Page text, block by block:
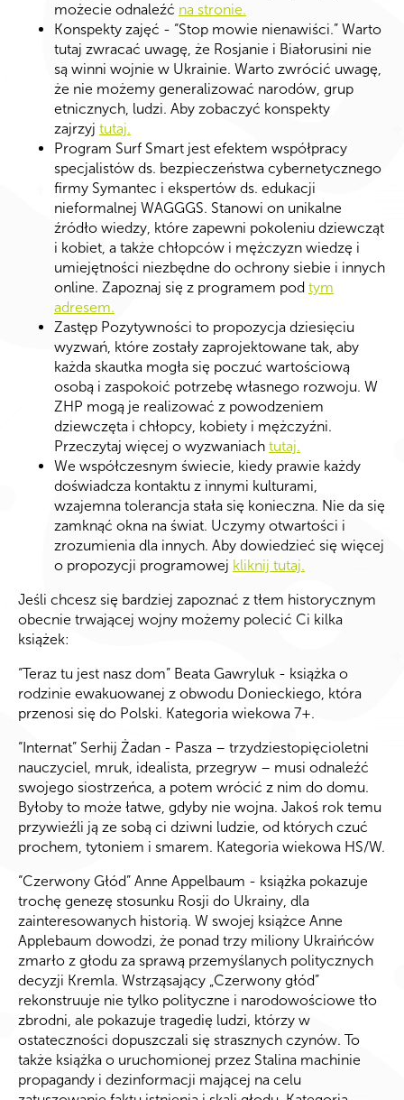
możecie odnaleźć na stronie.
Konspekty zajęć - “Stop mowie nienawiści.” Warto
tutaj zwracać uwagę, że Rosjanie i Białorusini nie
są winni wojnie w Ukrainie. Warto zwrócić uwagę,
że nie możemy generalizować narodów, grup
etnicznych, ludzi. Aby zobaczyć konspekty
zajrzyj tutaj.
Program Surf Smart jest efektem współpracy
specjalistów ds. bezpieczeństwa cybernetycznego
firmy Symantec i ekspertów ds. edukacji
nieformalnej WAGGGS. Stanowi on unikalne
źródło wiedzy, które zapewni pokoleniu dziewcząt
i kobiet, a także chłopców i mężczyzn wiedzę i
umiejętności niezbędne do ochrony siebie i innych
online. Zapoznaj się z programem pod tym
adresem.
Zastęp Pozytywności to propozycja dziesięciu
wyzwań, które zostały zaprojektowane tak, aby
każda skautka mogła się poczuć wartościową
osobą i zaspokoić potrzebę własnego rozwoju. W
ZHP mogą je realizować z powodzeniem
dziewczęta i chłopcy, kobiety i mężczyźni.
Przeczytaj więcej o wyzwaniach tutaj.
We współczesnym świecie, kiedy prawie każdy
doświadcza kontaktu z innymi kulturami,
wzajemna tolerancja stała się konieczna. Nie da się
zamknąć okna na świat. Uczymy otwartości i
zrozumienia dla innych. Aby dowiedzieć się więcej
o propozycji programowej kliknij tutaj.
Jeśli chcesz się bardziej zapoznać z tłem historycznym
obecnie trwającej wojny możemy polecić Ci kilka
książek:
“Teraz tu jest nasz dom” Beata Gawryluk - książka o
rodzinie ewakuowanej z obwodu Donieckiego, która
przenosi się do Polski. Kategoria wiekowa 7+.
“Internat” Serhij Żadan - Pasza – trzydziestopięcioletni
nauczyciel, mruk, idealista, przegryw – musi odnaleźć
swojego siostrzeńca, a potem wrócić z nim do domu.
Byłoby to może łatwe, gdyby nie wojna. Jakoś rok temu
przywieźli ją ze sobą ci dziwni ludzie, od których czuć
prochem, tytoniem i smarem. Kategoria wiekowa HS/W.
“Czerwony Głód” Anne Appelbaum - książka pokazuje
trochę genezę stosunku Rosji do Ukrainy, dla
zainteresowanych historią. W swojej książce Anne
Applebaum dowodzi, że ponad trzy miliony Ukraińców
zmarło z głodu za sprawą przemyślanych politycznych
decyzji Kremla. Wstrząsający „Czerwony głód”
rekonstruuje nie tylko polityczne i narodowościowe tło
zbrodni, ale pokazuje tragedię ludzi, którzy w
ostateczności dopuszczali się strasznych czynów. To
także książka o uruchomionej przez Stalina machinie
propagandy i dezinformacji mającej na celu